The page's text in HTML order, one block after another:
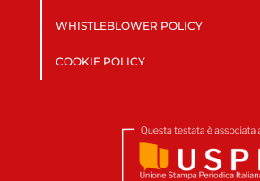
WHISTLEBLOWER POLICY
COOKIE POLICY